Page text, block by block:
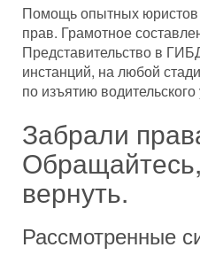
Помощь опытных юристов
прав. Грамотное
Представительство в
инстанций, на любой
по изъятию
Забрали
вернуть.
Рассмотренные